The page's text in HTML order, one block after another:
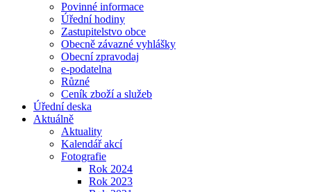
Povinné informace
Úřední hodiny
Zastupitelstvo obce
Obecně závazné vyhlášky
Obecní zpravodaj
e-podatelna
Různé
Ceník zboží a služeb
Úřední deska
Aktuálně
Aktuality
Kalendář akcí
Fotografie
Rok 2024
Rok 2023